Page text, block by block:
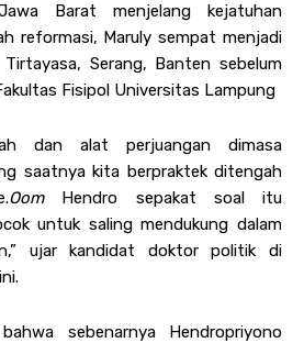
Barat menjelang kejatuhan
reformasi, Maruly sempat menjadi
Serang, Banten sebelum
Fisipol Universitas Lampung
dan alat perjuangan dimasa
saatnya kita berpraktek ditengah
OomHendro sepakat soal itu
untuk saling mendukung dalam
ujar kandidat doktor politik di
sebenarnya Hendropriyono